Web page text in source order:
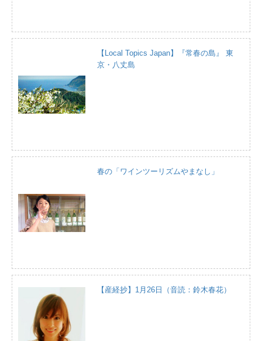
【Local Topics Japan】『常春の島』 東
京・八丈島
春の「ワインツーリズムやまなし」
【産経抄】1月26日（音読：鈴木春花）